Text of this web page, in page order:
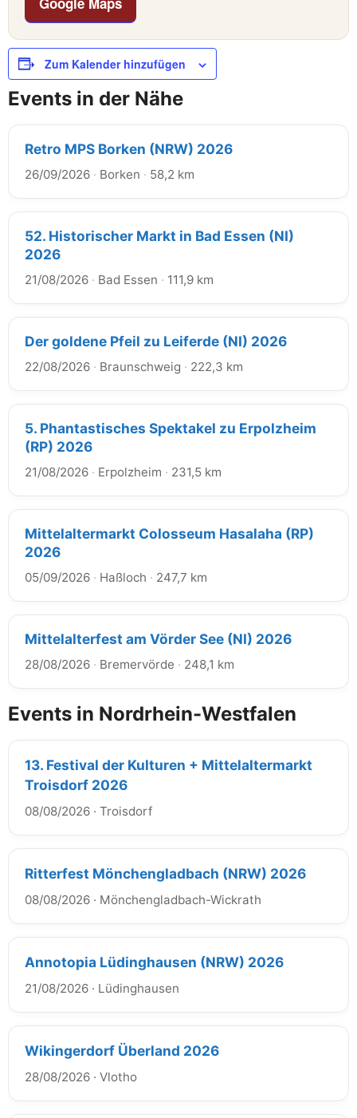
Zum Kalender hinzufügen
Events in der Nähe
Retro MPS Borken (NRW) 2026
26/09/2026 · Borken · 58,2 km
52. Historischer Markt in Bad Essen (NI)
2026
21/08/2026 · Bad Essen · 111,9 km
Der goldene Pfeil zu Leiferde (NI) 2026
22/08/2026 · Braunschweig · 222,3 km
5. Phantastisches Spektakel zu Erpolzheim
(RP) 2026
21/08/2026 · Erpolzheim · 231,5 km
Mittelaltermarkt Colosseum Hasalaha (RP)
2026
05/09/2026 · Haßloch · 247,7 km
Mittelalterfest am Vörder See (NI) 2026
28/08/2026 · Bremervörde · 248,1 km
Events in Nordrhein-Westfalen
13. Festival der Kulturen + Mittelaltermarkt
Troisdorf 2026
08/08/2026 · Troisdorf
Ritterfest Mönchengladbach (NRW) 2026
08/08/2026 · Mönchengladbach-Wickrath
Annotopia Lüdinghausen (NRW) 2026
21/08/2026 · Lüdinghausen
Wikingerdorf Überland 2026
28/08/2026 · Vlotho